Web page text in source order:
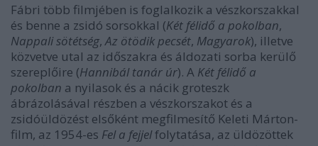
Fábri több filmjében is foglalkozik a vészkorszakkal
és benne a zsidó sorsokkal (Két félidő a pokolban,
Nappali sötétség,Az ötödik pecsét, Magyarok), illetve
közvetve utal az időszakra és áldozati sorba kerülő
szereplőire (Hannibál tanár úr). A Két félidő a
pokolban a nyilasok és a nácik groteszk
ábrázolásával részben a vészkorszakot és a
zsidóüldözést elsőként megfilmesítő Keleti Márton-
film, az 1954-es Fel a fejjelfolytatása, az üldözöttek